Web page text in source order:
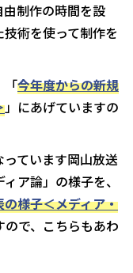
制作の時間を設
術を使って制作を
「今年度からの新規
」にあげていますの
ています岡山放送
ア論」の様子を、
様子＜メディア・
で、こちらもあわ